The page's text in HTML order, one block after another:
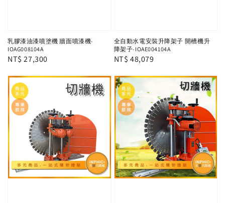
乳膠漆油漆噴塗機 牆面噴漆機-
IOAG008104A
Regular
NT$ 27,300
全自動水電安裝升降架子 開槽機升
降架子-IOAE004104A
Regular
NT$ 48,079